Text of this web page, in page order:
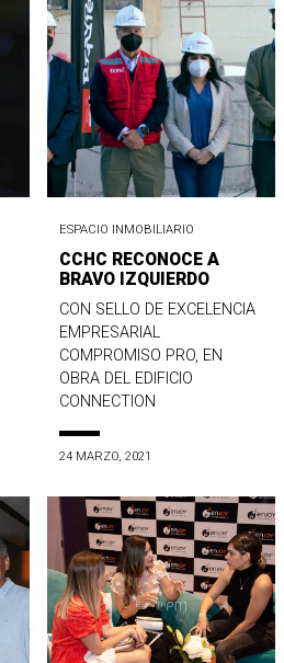
ESPACIO INMOBILIARIO
CCHC RECONOCE A
BRAVO IZQUIERDO
CON SELLO DE EXCELENCIA
EMPRESARIAL
COMPROMISO PRO, EN
OBRA DEL EDIFICIO
CONNECTION
24 MARZO, 2021